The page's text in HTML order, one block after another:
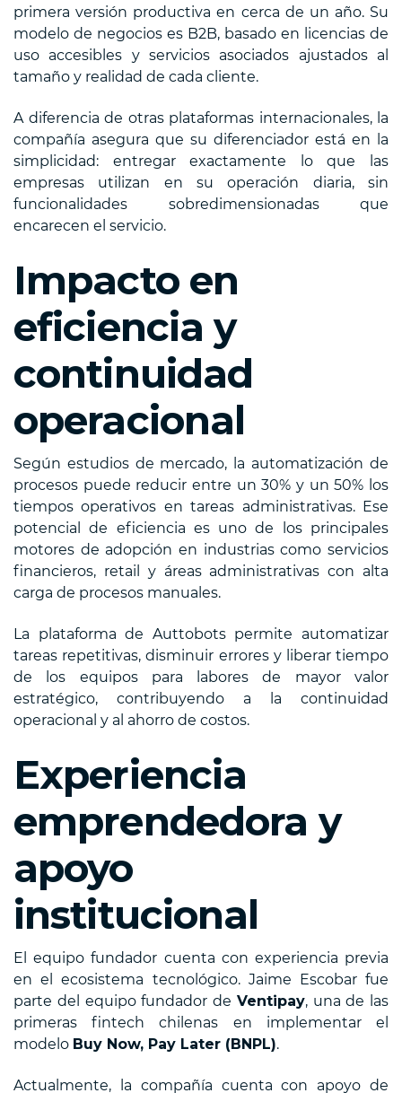
primera versión productiva en cerca de un año. Su
modelo de negocios es B2B, basado en licencias de
uso accesibles y servicios asociados ajustados al
tamaño y realidad de cada cliente.
A diferencia de otras plataformas internacionales, la
compañía asegura que su diferenciador está en la
simplicidad: entregar exactamente lo que las
empresas utilizan en su operación diaria, sin
funcionalidades sobredimensionadas que
encarecen el servicio.
Impacto en
eficiencia y
continuidad
operacional
Según estudios de mercado, la automatización de
procesos puede reducir entre un 30% y un 50% los
tiempos operativos en tareas administrativas. Ese
potencial de eficiencia es uno de los principales
motores de adopción en industrias como servicios
financieros, retail y áreas administrativas con alta
carga de procesos manuales.
La plataforma de Auttobots permite automatizar
tareas repetitivas, disminuir errores y liberar tiempo
de los equipos para labores de mayor valor
estratégico, contribuyendo a la continuidad
operacional y al ahorro de costos.
Experiencia
emprendedora y
apoyo
institucional
El equipo fundador cuenta con experiencia previa
en el ecosistema tecnológico. Jaime Escobar fue
parte del equipo fundador de Ventipay, una de las
primeras fintech chilenas en implementar el
modelo Buy Now, Pay Later (BNPL).
Actualmente, la compañía cuenta con apoyo de